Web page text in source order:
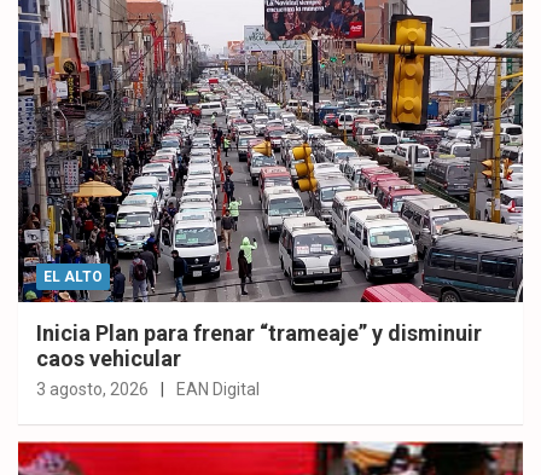
EL ALTO
Inicia Plan para frenar “trameaje” y disminuir
caos vehicular
3 agosto, 2026 EAN Digital